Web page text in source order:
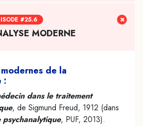
#25.6
MODERNE
de la
:
dans le traitement
, de Sigmund Freud, 1912 (dans
psychanalytique, PUF, 2013).